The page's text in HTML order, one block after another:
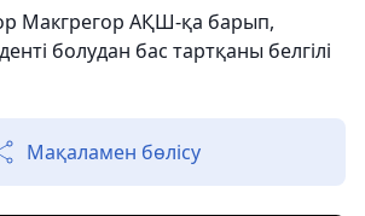
Макгрегор АҚШ-қа барып,
болудан бас тартқаны белгілі
Мақаламен бөлісу